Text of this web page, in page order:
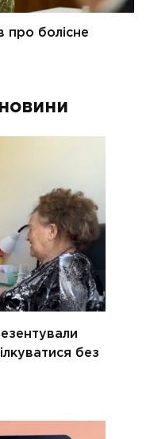
без